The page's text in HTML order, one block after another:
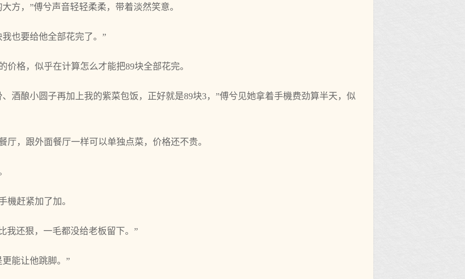
方，”傅兮声音轻轻柔柔，带着淡然笑意。
也要给他全部花完了。”
价格，似乎在计算怎么才能把89块全部花完。
酒酿小圆子再加上我的紫菜包饭，正好就是89块3，”傅兮见她拿着手機费劲算半天，似
厅，跟外面餐厅一样可以单独点菜，价格还不贵。
機赶紧加了加。
我还狠，一毛都没给老板留下。”
能让他跳脚。”